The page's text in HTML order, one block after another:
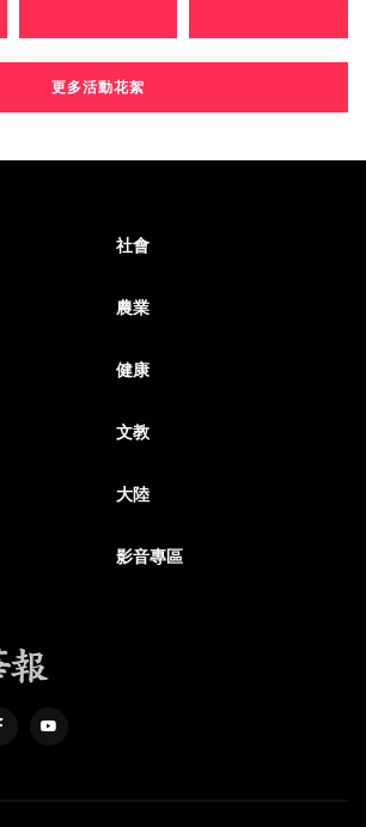
更多活動花絮
社會
農業
健康
文教
大陸
影音專區